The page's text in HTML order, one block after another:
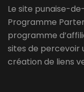
Le site punaise-
Programme
programme
sites de percevoir
création de liens